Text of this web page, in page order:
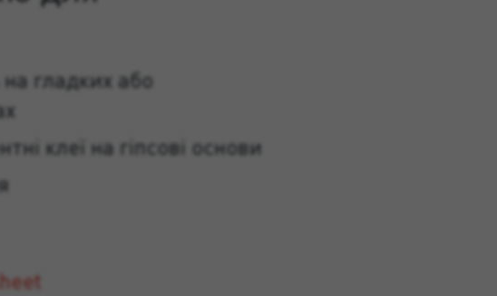
гладких або
клеї на гіпсові основи